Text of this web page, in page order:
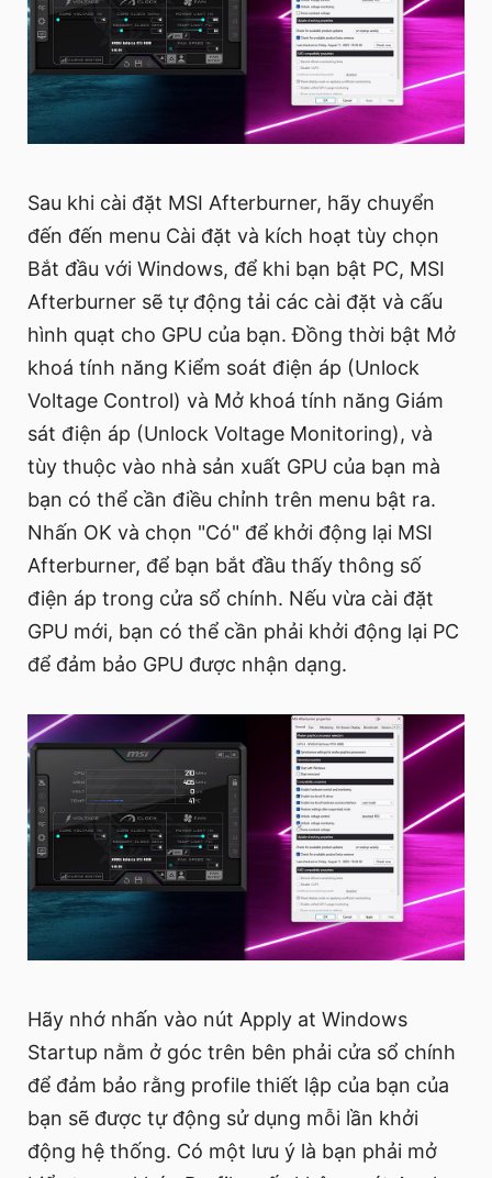
Sau khi cài đặt MSI Afterburner, hãy chuyển
đến đến menu Cài đặt và kích hoạt tùy chọn
Bắt đầu với Windows, để khi bạn bật PC, MSI
Afterburner sẽ tự động tải các cài đặt và cấu
hình quạt cho GPU của bạn. Đồng thời bật Mở
khoá tính năng Kiểm soát điện áp (Unlock
Voltage Control) và Mở khoá tính năng Giám
sát điện áp (Unlock Voltage Monitoring), và
tùy thuộc vào nhà sản xuất GPU của bạn mà
bạn có thể cần điều chỉnh trên menu bật ra.
Nhấn OK và chọn "Có" để khởi động lại MSI
Afterburner, để bạn bắt đầu thấy thông số
điện áp trong cửa sổ chính. Nếu vừa cài đặt
GPU mới, bạn có thể cần phải khởi động lại PC
để đảm bảo GPU được nhận dạng.
Hãy nhớ nhấn vào nút Apply at Windows
Startup nằm ở góc trên bên phải cửa sổ chính
để đảm bảo rằng profile thiết lập của bạn của
bạn sẽ được tự động sử dụng mỗi lần khởi
động hệ thống. Có một lưu ý là bạn phải mở